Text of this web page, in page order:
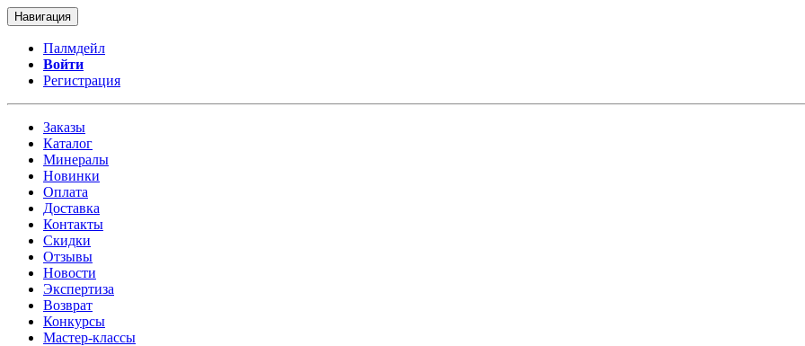
Навигация
Палмдейл
Войти
Регистрация
Заказы
Каталог
Минералы
Новинки
Оплата
Доставка
Контакты
Скидки
Отзывы
Новости
Экспертиза
Возврат
Конкурсы
Мастер-классы